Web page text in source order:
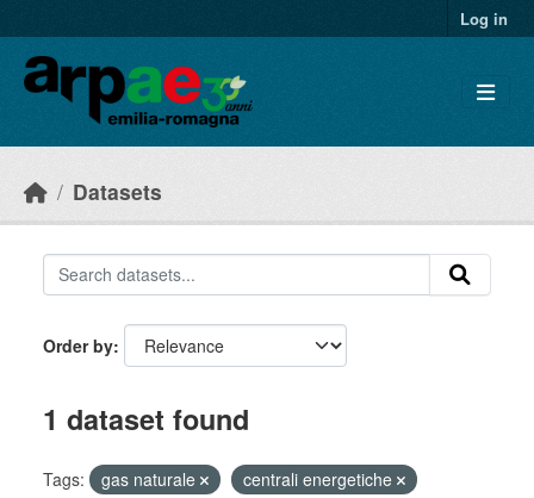
Log in
Datasets
Order by
1 dataset found
Tags: gas naturale
centrali energetiche